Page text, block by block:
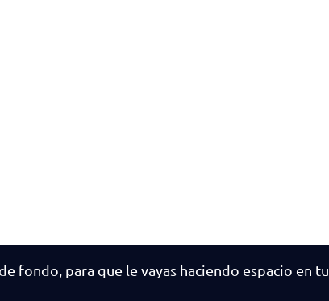
fondo, para que le vayas haciendo espacio en tu